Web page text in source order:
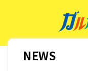
ガルガンチュア音楽祭
NEWS